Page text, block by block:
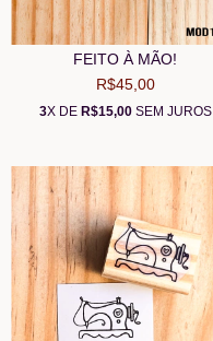
FEITO À MÃO!
R$45,00
3X DE R$15,00SEM JUROS